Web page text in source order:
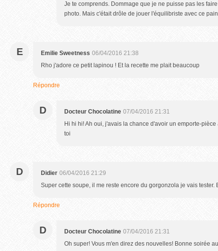
Je te comprends. Dommage que je ne puisse pas les
photo. Mais c'était drôle de jouer l'équilibriste avec ce
E Emilie Sweetness 06/04/2016 21:38
Rho j'adore ce petit lapinou ! Et la recette me plait beaucoup
Répondre
D Docteur Chocolatine 07/04/2016 21:31
Hi hi hi! Ah oui, j'avais la chance d'avoir un emporte-
toi
D Didier 06/04/2016 21:29
Super cette soupe, il me reste encore du gorgonzola je vais tester.
Répondre
D Docteur Chocolatine 07/04/2016 21:31
Oh super! Vous m'en direz des nouvelles! Bonne soirée